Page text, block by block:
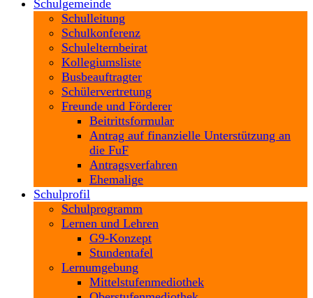
Schulgemeinde
Schulleitung
Schulkonferenz
Schulelternbeirat
Kollegiumsliste
Busbeauftragter
Schülervertretung
Freunde und Förderer
Beitrittsformular
Antrag auf finanzielle Unterstützung an
die FuF
Antragsverfahren
Ehemalige
Schulprofil
Schulprogramm
Lernen und Lehren
G9-Konzept
Stundentafel
Lernumgebung
Mittelstufenmediothek